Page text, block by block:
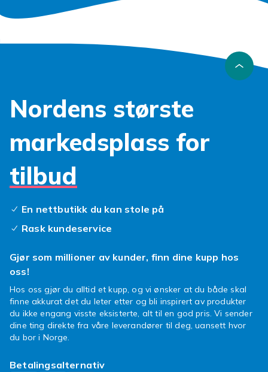
(Bluetooth-versjon) 1 X CD (2017 R3) 1 X USB-
kabel Merk: Dette er et profesjonelt diagnostisk
Produktsikkerhetsinformasjon
Nordens største
markedsplass for
tilbud
En nettbutikk du kan stole på
Rask kundeservice
Gjør som millioner av kunder, finn dine kupp hos
oss!
Hos oss gjør du alltid et kupp, og vi ønsker at du både skal
finne akkurat det du leter etter og bli inspirert av produkter
du ikke engang visste eksisterte, alt til en god pris. Vi sender
dine ting direkte fra våre leverandører til deg, uansett hvor
du bor i Norge.
Betalingsalternativ